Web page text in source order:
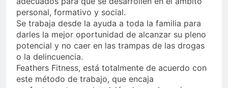
personal, formativo y social.
Se trabaja desde la ayuda a toda la familia para
darles la mejor oportunidad de alcanzar su pleno
potencial y no caer en las trampas de las drogas
o la delincuencia.
Feathers Fitness, está totalmente de acuerdo con
este método de trabajo, que encaja